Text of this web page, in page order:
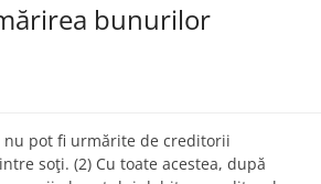
bunurilor
nu pot fi urmărite de creditorii
soţi. (2) Cu toate acestea, după